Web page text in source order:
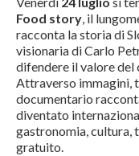
Food story, il
racconta la storia di
visionaria di Carlo
difendere il valore del
Attraverso immagini,
documentario
diventato
gastronomia, cultura,
gratuito.